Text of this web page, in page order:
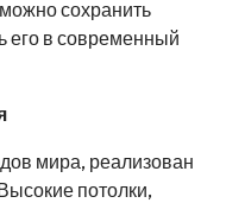
сохранить
его в современный
мира, реализован
потолки,